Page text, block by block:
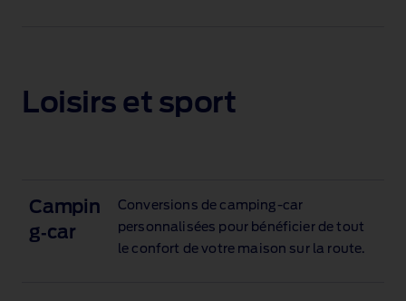
Loisirs et sport
Campin
g‑car
Conversions de camping‑car
personnalisées pour bénéficier de tout
le confort de votre maison sur la route.